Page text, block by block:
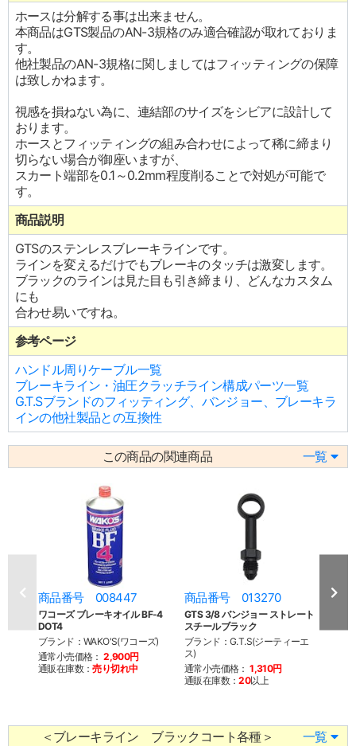
ホースは分解する事は出来ません。
本商品はGTS製品のAN-3規格のみ適合確認が取れておりま
す。
他社製品のAN-3規格に関しましてはフィッティングの保障
は致しかねます。
視感を損ねない為に、連結部のサイズをシビアに設計して
おります。
ホースとフィッティングの組み合わせによって稀に締まり
切らない場合が御座いますが、
スカート端部を0.1～0.2mm程度削ることで対処が可能で
す。
商品説明
GTSのステンレスブレーキラインです。
ラインを変えるだけでもブレーキのタッチは激変します。
ブラックのラインは見た目も引き締まり、どんなカスタム
にも
合わせ易いですね。
参考ページ
ハンドル周りケーブル一覧
ブレーキライン・油圧クラッチライン構成パーツ一覧
G.T.Sブランドのフィッティング、バンジョー、ブレーキラ
インの他社製品との互換性
この商品の関連商品 一覧
商品番号 008447
ワコーズ ブレーキオイル BF-4
DOT4
ブランド：WAKO'S(ワコーズ)
通常小売価格： 2,900円
通販在庫数：売り切れ中
商品番号 013270
GTS 3/8 バンジョー ストレート
スチールブラック
ブランド：G.T.S(ジーティーエ
ス)
通常小売価格： 1,310円
通販在庫数：20以上
商
＜ブレーキライン ブラックコート各種＞ 一覧